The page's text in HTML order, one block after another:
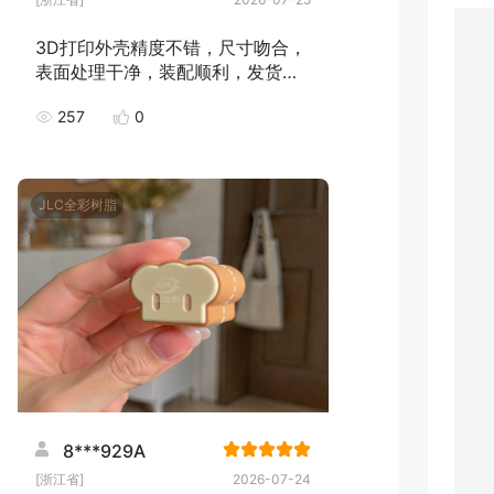
3D打印外壳精度不错，尺寸吻合，
表面处理干净，装配顺利，发货速
257 0
JLC全彩树脂
8***929A
[浙江省] 2026-07-24